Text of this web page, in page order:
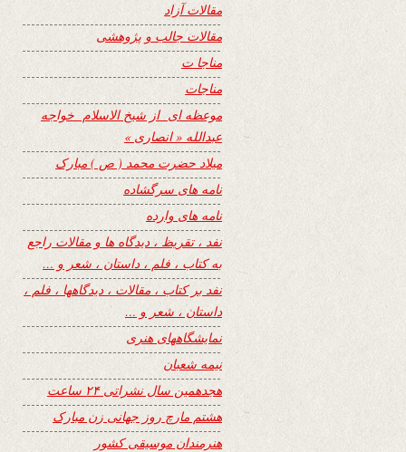
مقالات آزاد
مقالات جالب و پژوهشی
مناجا ت
مناجات
موعظه ای از شیخ الاسلام خواجه
عبدالله « انصاری »
میلاد حضرت محمد ( ص ) مبارک
نامه های سرگشاده
نامه های وارده
نفد ، تقریظ ، دیدگاه ها و مقالات راجع
به کتاب ، فلم ، داستان ، شعر و …
نفد بر کتاب ، مقالات ، دیدگاهها ، فلم ،
داستان ، شعر و …
نمایشگاههای هنری
نیمه شعبان
هجدهمین سال نشراتی ۲۴ ساعت
هشتم مارچ روز جهانی زن مبارک
هنرمندان موسیقی کشور